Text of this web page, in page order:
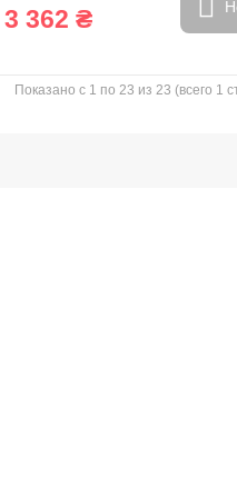
3 362 ₴
Показано с 1 по 23 из 23 (всего 1